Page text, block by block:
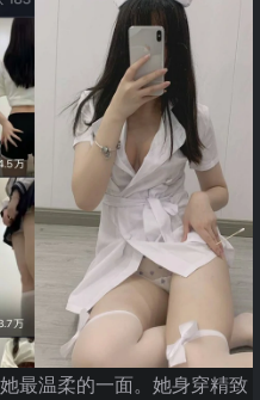
最温柔的一面。她身穿精致